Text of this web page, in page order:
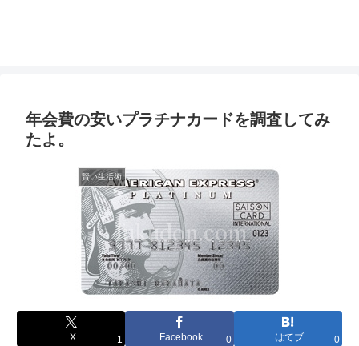
年会費の安いプラチナカードを調査してみ
たよ。
賢い生活術
X 1 Facebook 0 はてブ 0